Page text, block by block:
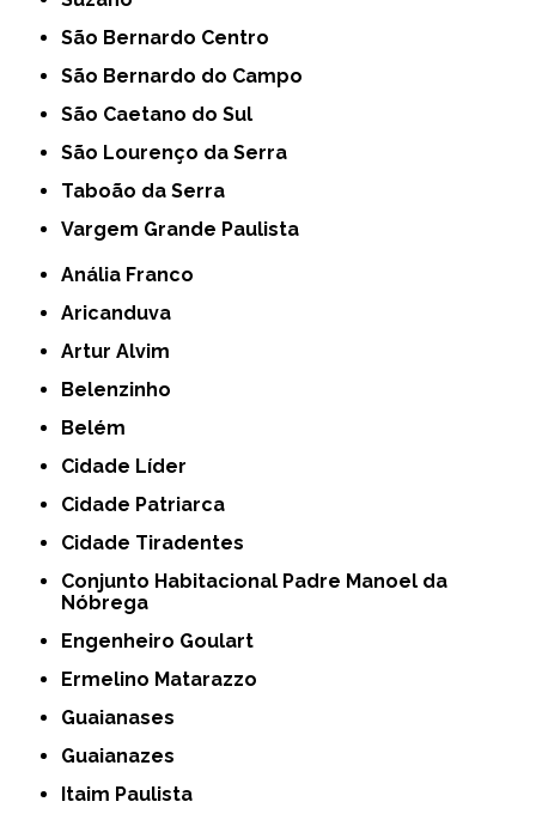
São Bernardo Centro
São Bernardo do Campo
São Caetano do Sul
São Lourenço da Serra
Taboão da Serra
Vargem Grande Paulista
Anália Franco
Aricanduva
Artur Alvim
Belenzinho
Belém
Cidade Líder
Cidade Patriarca
Cidade Tiradentes
Conjunto Habitacional Padre Manoel da
Nóbrega
Engenheiro Goulart
Ermelino Matarazzo
Guaianases
Guaianazes
Itaim Paulista